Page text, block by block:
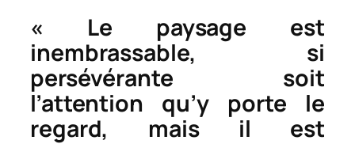
« Le paysage est
inembrassable, si
persévérante soit
l’attention qu’y porte le
regard, mais il est